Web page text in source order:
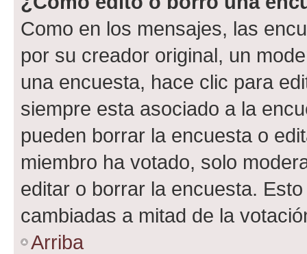
Como en los mensajes, las
por su creador original, un
una encuesta, hace clic para
siempre esta asociado a la
pueden borrar la encuesta o
miembro ha votado, solo
editar o borrar la encuesta.
cambiadas a mitad de la
Arriba